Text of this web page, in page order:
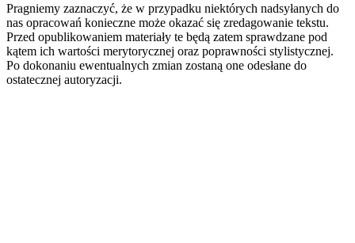
Pragniemy zaznaczyć, że w przypadku niektórych nadsyłanych do
nas opracowań konieczne może okazać się zredagowanie tekstu.
Przed opublikowaniem materiały te będą zatem sprawdzane pod
kątem ich wartości merytorycznej oraz poprawności stylistycznej.
Po dokonaniu ewentualnych zmian zostaną one odesłane do
ostatecznej autoryzacji.